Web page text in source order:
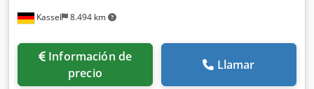
Kassel 8.494 km
Información de
precio
Llamar